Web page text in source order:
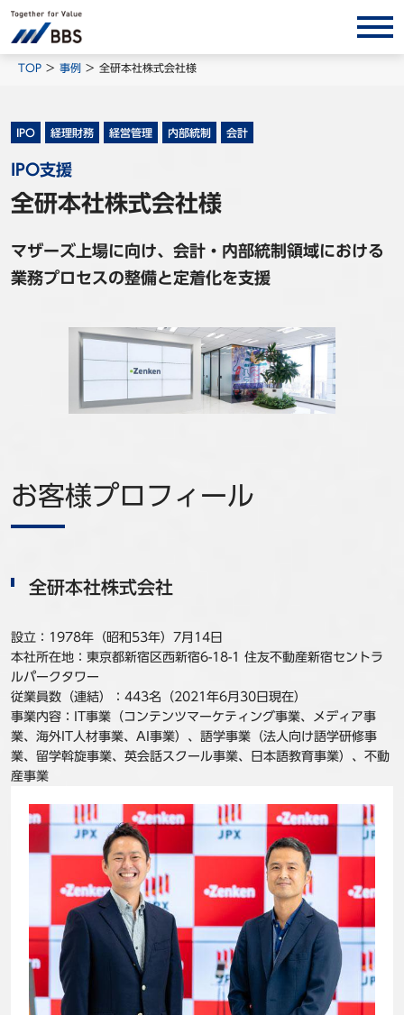
株主・投資家情報 採用情報
サービス/ソリューション
製品・ソリューション
インサイト
ホワイトペーパー
BBS Group News
出版書籍
TOP 事例 全研本社株式会社様
IPO 経理財務 経営管理 内部統制 会計
IPO支援
全研本社株式会社様
マザーズ上場に向け、会計・内部統制領域における
業務プロセスの整備と定着化を支援
お客様プロフィール
全研本社株式会社
設立：1978年（昭和53年）7月14日
本社所在地：東京都新宿区西新宿6-18-1 ​住友不動産新宿セントラ
ルパークタワー
従業員数（連結）：443名（2021年6月30日現在）
事業内容：IT事業（コンテンツマーケティング事業、メディア事
業、海外IT人材事業、AI事業）、語学事業（法人向け語学研修事
業、留学斡旋事業、英会話スクール事業、日本語教育事業）、不動
産事業